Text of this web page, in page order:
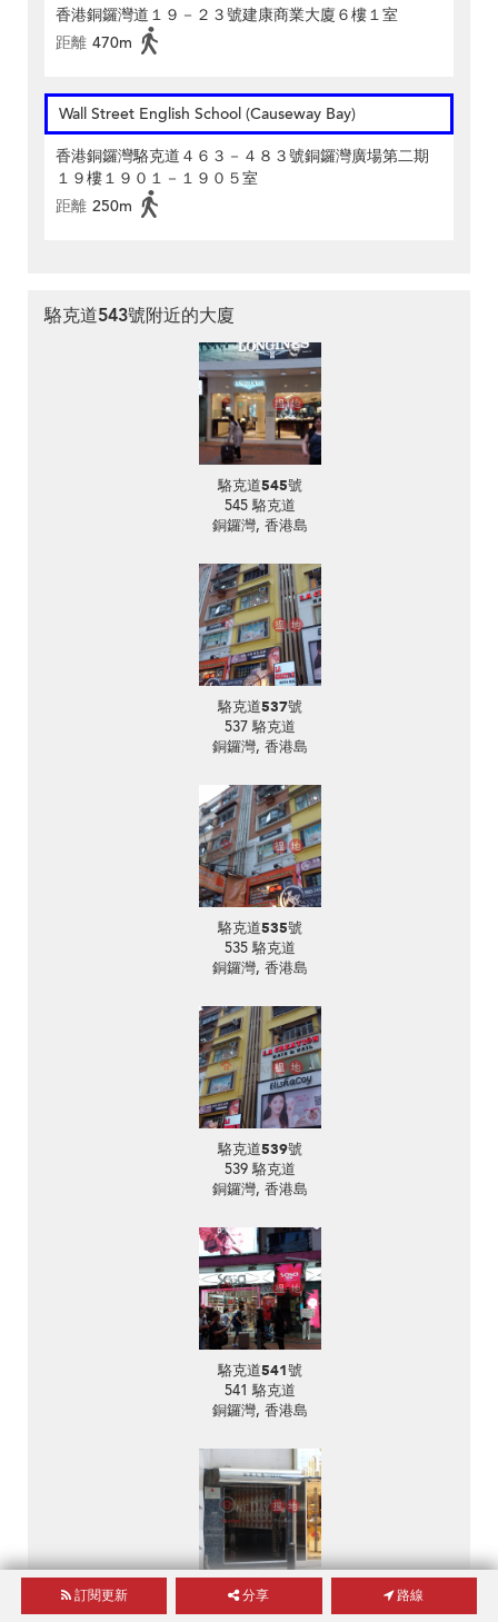
香港銅鑼灣道１９－２３號建康商業大廈６樓１室
距離 470m
Wall Street English School (Causeway Bay)
香港銅鑼灣駱克道４６３－４８３號銅鑼灣廣場第二期
１９樓１９０１－１９０５室
距離 250m
駱克道543號附近的大廈
駱克道545號
545 駱克道
銅鑼灣, 香港島
駱克道537號
537 駱克道
銅鑼灣, 香港島
駱克道535號
535 駱克道
銅鑼灣, 香港島
駱克道539號
539 駱克道
銅鑼灣, 香港島
駱克道541號
541 駱克道
銅鑼灣, 香港島
怡安大廈
26 東角道
訂閱更新 分享 路線